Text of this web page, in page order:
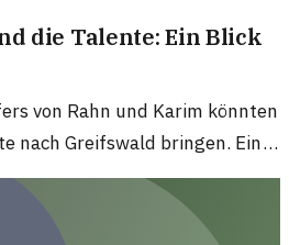
die Talente: Ein Blick
von Rahn und Karim könnten
nach Greifswald bringen. Ein
bei Energie Cottbus und